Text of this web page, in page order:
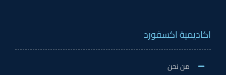
اكاديمية اكسفورد
من نحن